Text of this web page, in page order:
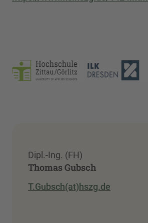
Dipl.-Ing. (FH)
Thomas Gubsch
T.Gubsch(at)hszg.de